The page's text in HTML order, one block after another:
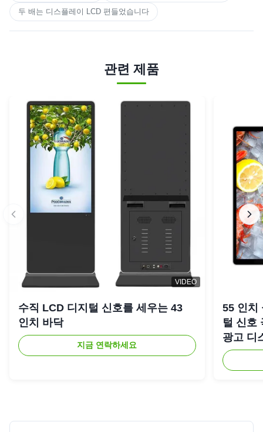
두 배는 디스플레이 LCD 편들었습니다
관련 제품
VIDEO
수직 LCD 디지털 신호를 세우는 43
인치 바닥
지금 연락하세요
55 인치
털 신호
광고 디